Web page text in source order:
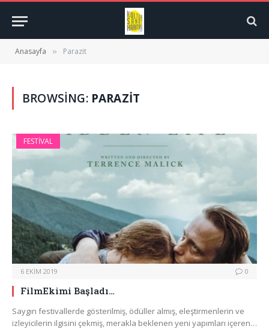
Anasayfa » Parazit
BROWSING: PARAZIT
FESTIVAL
6 EKIM 2019 0
FilmEkimi Başladı…
Saygın festivallerde gösterilmiş, ödüller almış, eleştirmenlerin ve
izleyicilerin ilgisini çekmiş, merakla beklenen yeni yapımları içeren…